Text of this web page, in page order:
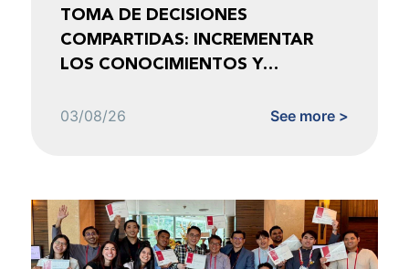
TOMA DE DECISIONES
COMPARTIDAS: INCREMENTAR
LOS CONOCIMIENTOS Y
03/08/26 See more >